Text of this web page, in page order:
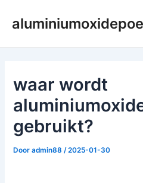
naar
waar wordt
gebruikt?
Dooradmin88 /2025-01-30